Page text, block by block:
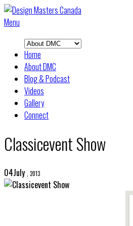
Menu
Home
About DMC
Blog & Podcast
Videos
Gallery
Connect
Classicevent Show
04July , 2013